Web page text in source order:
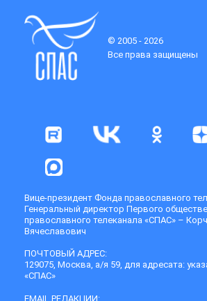
© 2005 - 2026
Все права защищены
Вице-президент Фонда православного
Генеральный директор Первого
православного телеканала «СПАС» –
Вячеславович
ПОЧТОВЫЙ АДРЕС:
129075, Москва, а/я 59, для адресата:
«СПАС»
EMAIL РЕДАКЦИИ: